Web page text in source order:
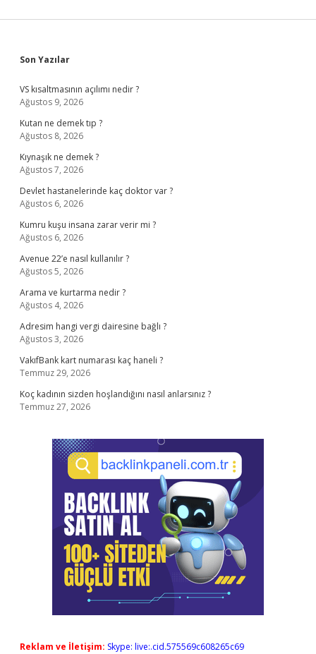
Sidebar
Son Yazılar
VS kısaltmasının açılımı nedir ?
Ağustos 9, 2026
Kutan ne demek tıp ?
Ağustos 8, 2026
Kıynaşık ne demek ?
Ağustos 7, 2026
Devlet hastanelerinde kaç doktor var ?
Ağustos 6, 2026
Kumru kuşu insana zarar verir mi ?
Ağustos 6, 2026
Avenue 22’e nasıl kullanılır ?
Ağustos 5, 2026
Arama ve kurtarma nedir ?
Ağustos 4, 2026
Adresim hangi vergi dairesine bağlı ?
Ağustos 3, 2026
VakıfBank kart numarası kaç haneli ?
Temmuz 29, 2026
Koç kadının sizden hoşlandığını nasıl anlarsınız ?
Temmuz 27, 2026
Reklam ve İletişim: Skype: live:.cid.575569c608265c69